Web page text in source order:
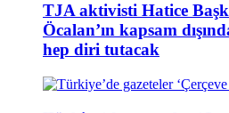
TJA aktivisti Hatice
Öcalan’ın kapsam
hep diri tutacak